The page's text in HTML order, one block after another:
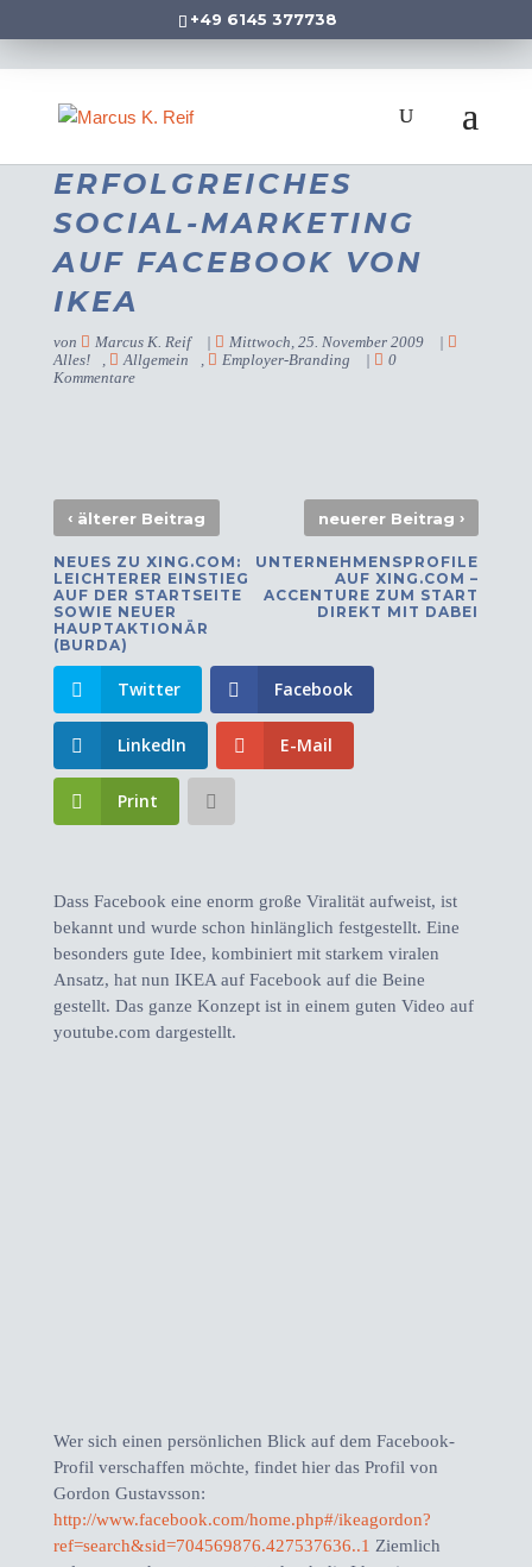
+49 6145 377738
ERFOLGREICHES
SOCIAL-MARKETING
AUF FACEBOOK VON
IKEA
von Marcus K. Reif | Mittwoch, 25. November 2009
|
Alles!
, Allgemein , Employer-Branding |
0
Kommentare
‹älterer Beitrag
NEUES ZU XING.COM:
LEICHTERER EINSTIEG
AUF DER STARTSEITE
SOWIE NEUER
HAUPTAKTIONÄR
(BURDA)
neuerer Beitrag›
UNTERNEHMENSPROFILE
AUF XING.COM –
ACCENTURE ZUM START
DIREKT MIT DABEI
Twitter Facebook
LinkedIn E-Mail
Print
Dass Facebook eine enorm große Viralität aufweist, ist
bekannt und wurde schon hinlänglich festgestellt. Eine
besonders gute Idee, kombiniert mit starkem viralen
Ansatz, hat nun IKEA auf Facebook auf die Beine
gestellt. Das ganze Konzept ist in einem guten Video auf
youtube.com dargestellt.
Wer sich einen persönlichen Blick auf dem Facebook-
Profil verschaffen möchte, findet hier das Profil von
Gordon Gustavsson:
http://www.facebook.com/home.php#/ikeagordon?
ref=search&sid=704569876.427537636..1 Ziemlich